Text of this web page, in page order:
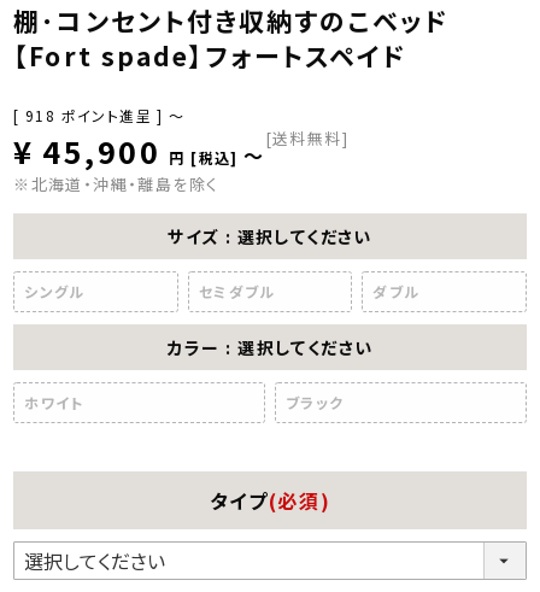
棚･コンセント付き収納すのこベッド
【Fort spade】フォートスペイド
[ 918 ポイント進呈 ] 〜
¥ 45,900 税込 〜
[送料無料]
※北海道・沖縄・離島を除く
サイズ 選択してください
シングル セミダブル ダブル
カラー 選択してください
ホワイト ブラック
タイプ(必須)